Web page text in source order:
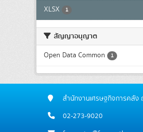
XLSX 1
สัญญาอนุญาต
Open Data Common 1
สำนักงานเศรษฐกิจการคลั
02-273-9020